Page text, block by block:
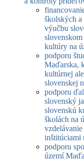
školských a
výučbu
kultúry na
podporu
Maďarska,
kultúrnej
slovenskej
podporu
slovenský
slovenskú
školách na
inštitúciami
podporu
území